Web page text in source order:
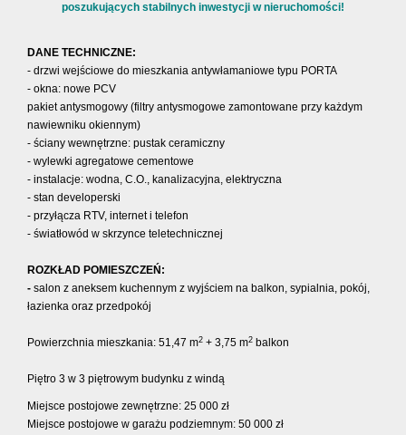
poszukujących stabilnych inwestycji w nieruchomości!
DANE TECHNICZNE:
- drzwi wejściowe do mieszkania antywłamaniowe typu PORTA
- okna: nowe PCV
pakiet antysmogowy (filtry antysmogowe zamontowane przy każdym
nawiewniku okiennym)
- ściany wewnętrzne: pustak ceramiczny
- wylewki agregatowe cementowe
- instalacje: wodna, C.O., kanalizacyjna, elektryczna
- stan developerski
- przyłącza RTV, internet i telefon
- światłowód w skrzynce teletechnicznej
ROZKŁAD POMIESZCZEŃ:
- salon z aneksem kuchennym z wyjściem na balkon, sypialnia, pokój,
łazienka oraz przedpokój
Powierzchnia mieszkania: 51,47 m2 + 3,75 m2 balkon
Piętro 3 w 3 piętrowym budynku z windą
Miejsce postojowe zewnętrzne: 25 000 zł
Miejsce postojowe w garażu podziemnym: 50 000 zł